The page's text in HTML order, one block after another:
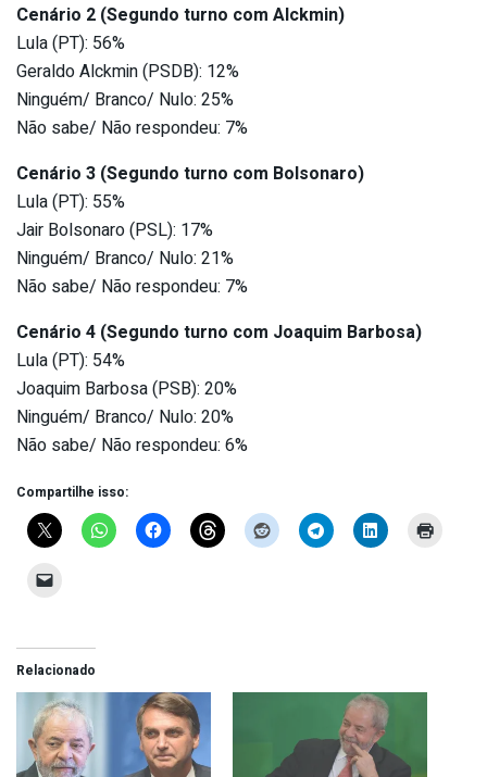
Cenário 2 (Segundo turno com Alckmin)
Lula (PT): 56%
Geraldo Alckmin (PSDB): 12%
Ninguém/ Branco/ Nulo: 25%
Não sabe/ Não respondeu: 7%
Cenário 3 (Segundo turno com Bolsonaro)
Lula (PT): 55%
Jair Bolsonaro (PSL): 17%
Ninguém/ Branco/ Nulo: 21%
Não sabe/ Não respondeu: 7%
Cenário 4 (Segundo turno com Joaquim Barbosa)
Lula (PT): 54%
Joaquim Barbosa (PSB): 20%
Ninguém/ Branco/ Nulo: 20%
Não sabe/ Não respondeu: 6%
Compartilhe isso:
Relacionado